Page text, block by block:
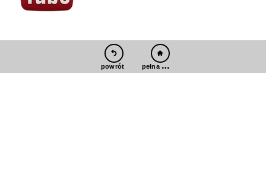
powrót pełna wersja